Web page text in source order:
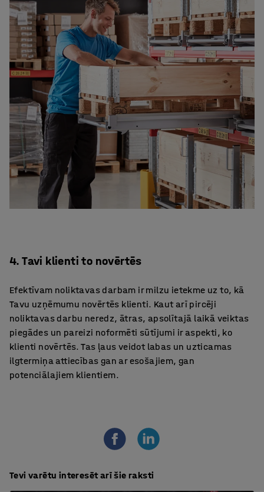
4. Tavi klienti to novērtēs
Efektīvam noliktavas darbam ir milzu ietekme uz to, kā
Tavu uzņēmumu novērtēs klienti. Kaut arī pircēji
noliktavas darbu neredz, ātras, apsolītajā laikā veiktas
piegādes un pareizi noformēti sūtījumi ir aspekti, ko
klienti novērtēs. Tas ļaus veidot labas un uzticamas
ilgtermiņa attiecības gan ar esošajiem, gan
potenciālajiem klientiem.
Tevi varētu interesēt arī šie raksti